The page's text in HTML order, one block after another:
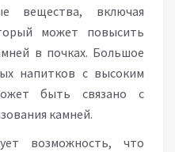
вещества, включая
может повысить
в почках. Большое
напитков с высоким
быть связано с
камней.
возможность, что